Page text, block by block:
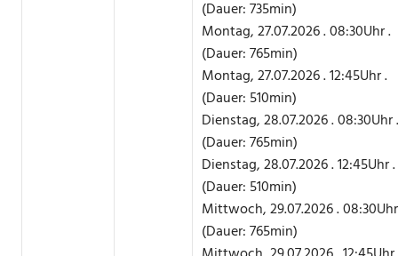
(Dauer: 735min)
Montag, 27.07.2026 . 08:30Uhr .
(Dauer: 765min)
Montag, 27.07.2026 . 12:45Uhr .
(Dauer: 510min)
Dienstag, 28.07.2026 . 08:30Uhr .
(Dauer: 765min)
Dienstag, 28.07.2026 . 12:45Uhr .
(Dauer: 510min)
Mittwoch, 29.07.2026 .
(Dauer: 765min)